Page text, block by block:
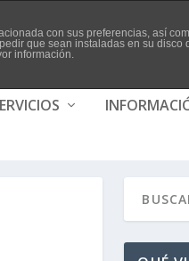
con sus preferencias, así
que sean instaladas en su
información.